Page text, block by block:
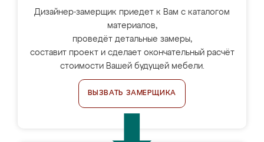
Дизайнер-замерщик приедет к Вам с каталогом
материалов,
проведёт детальные замеры,
составит проект и сделает окончательный расчёт
стоимости Вашей будущей мебели.
ВЫЗВАТЬ ЗАМЕРЩИКА